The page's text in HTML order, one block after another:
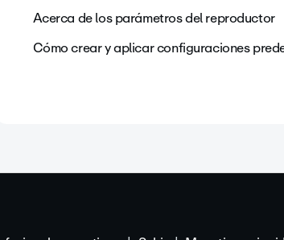
Acerca de los parámetros del reproductor
Cómo crear y aplicar configuraciones